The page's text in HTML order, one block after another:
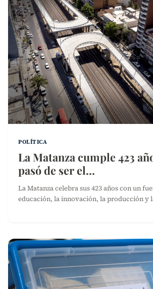
POLÍTICA
La Matanza cumple 423
pasó de ser el…
La Matanza celebra sus 423 años con un
educación, la innovación, la producción y